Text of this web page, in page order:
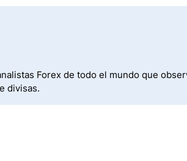
Forex de todo el mundo que
divisas.